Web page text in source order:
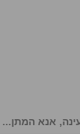
אנא המתן...